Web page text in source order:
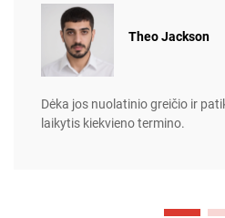
Theo Jackson
Dėka jos nuolatinio greičio ir
laikytis kiekvieno termino.